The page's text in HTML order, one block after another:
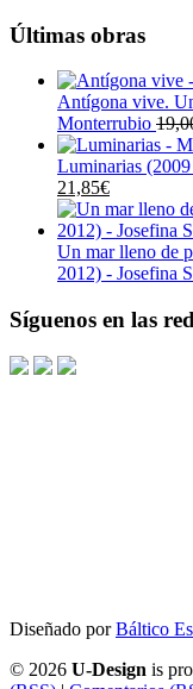
Últimas obras
Antígona vive.
Monterrubio
Luminarias
El
precio
original
era:
23,00€.
21,85€El
precio
actual
es:
21,85€.
Un mar lleno de
2012) - Josefina
Síguenos en las
Diseñado porBáltico
© 2026 U-Design is